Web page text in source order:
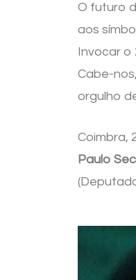
O futuro
aos
Invocar o
Cabe-
orgulho
Coimbra,
Paulo